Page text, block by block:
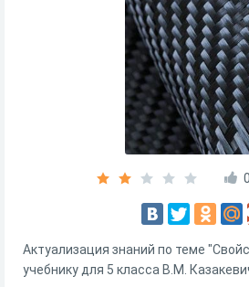
0
Актуализация знаний по теме
учебнику для 5 класса В.М.